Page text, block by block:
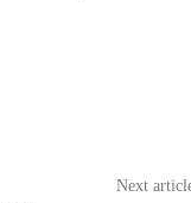
Next